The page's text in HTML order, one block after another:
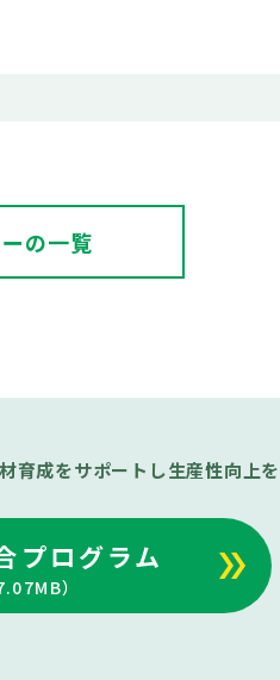
の一覧
育成をサポートし生産性向上
プログラム
）